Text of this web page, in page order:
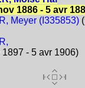
1886 - 5 avr
Meyer (I335853)
- 5 avr 1906)